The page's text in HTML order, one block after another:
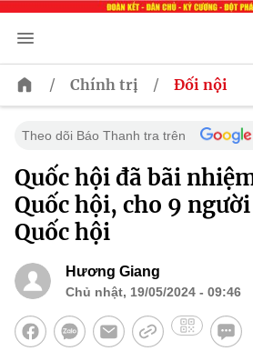
/ Chính trị / Đối nội
Theo dõi Báo Thanh tra trên
Quốc hội đã bãi
Quốc hội, cho 9
Quốc hội
Hương Giang
Chủ nhật, 19/05/2024 - 09:46